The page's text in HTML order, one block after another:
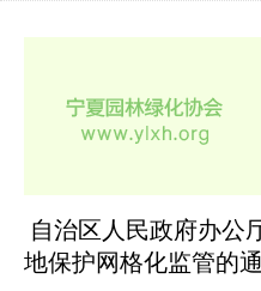
自治区人民政府办公
地保护网格化监管的